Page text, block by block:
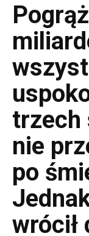
trzech
nie
po
wrócił